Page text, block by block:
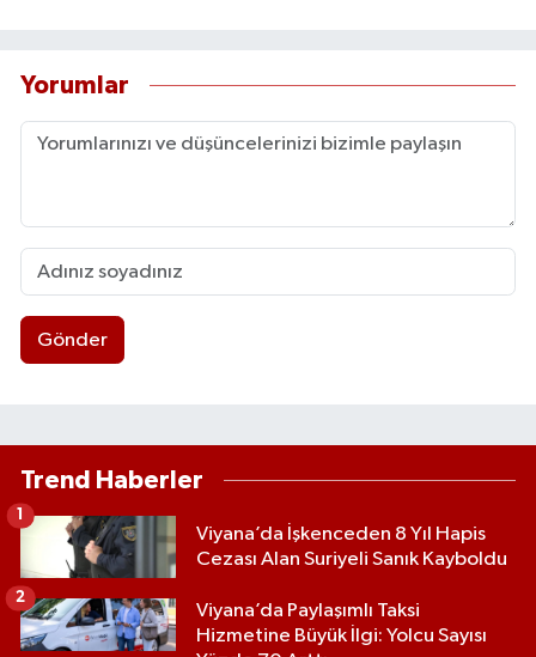
Yorumlar
Gönder
Trend Haberler
Viyana’da İşkenceden 8 Yıl Hapis
Cezası Alan Suriyeli Sanık Kayboldu
1
Viyana’da Paylaşımlı Taksi
Hizmetine Büyük İlgi: Yolcu Sayısı
2